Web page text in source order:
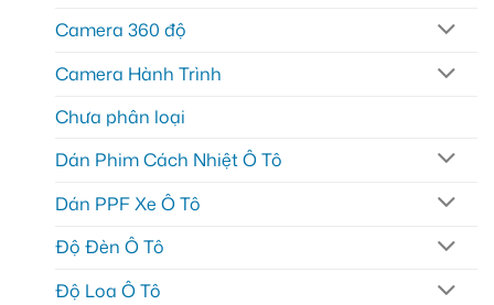
Camera 360 độ
Camera Hành Trình
Chưa phân loại
Dán Phim Cách Nhiệt Ô Tô
Dán PPF Xe Ô Tô
Độ Đèn Ô Tô
Độ Loa Ô Tô